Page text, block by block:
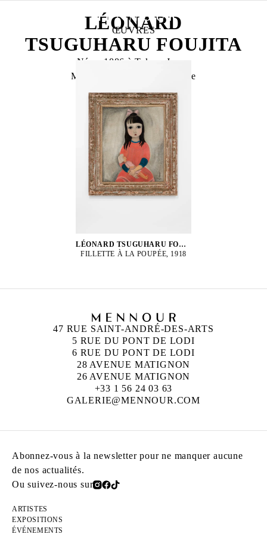
LÉONARD
TSUGUHARU FOUJITA
Né en 1886 à Tokyo, Japon
Mort en 1968 à Zurich, Suisse
ŒUVRES
LÉONARD TSUGUHARU FOUJITA
FILLETTE À LA POUPÉE, 1918
47 RUE SAINT-ANDRÉ-DES-ARTS
5 RUE DU PONT DE LODI
6 RUE DU PONT DE LODI
28 AVENUE MATIGNON
26 AVENUE MATIGNON
+33 1 56 24 03 63
GALERIE@MENNOUR.COM
Abonnez-vous à la newsletter pour ne manquer aucune
de nos actualités.
Ou suivez-nous sur
ARTISTES
EXPOSITIONS
ÉVÉNEMENTS